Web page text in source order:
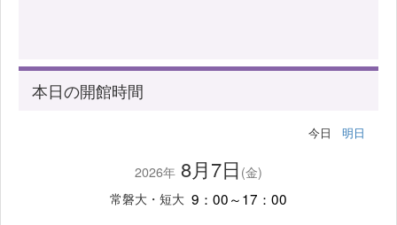
本日の開館時間
今日 明日
2026年 8月7日 (金)
常磐大・短大 9：00～17：00